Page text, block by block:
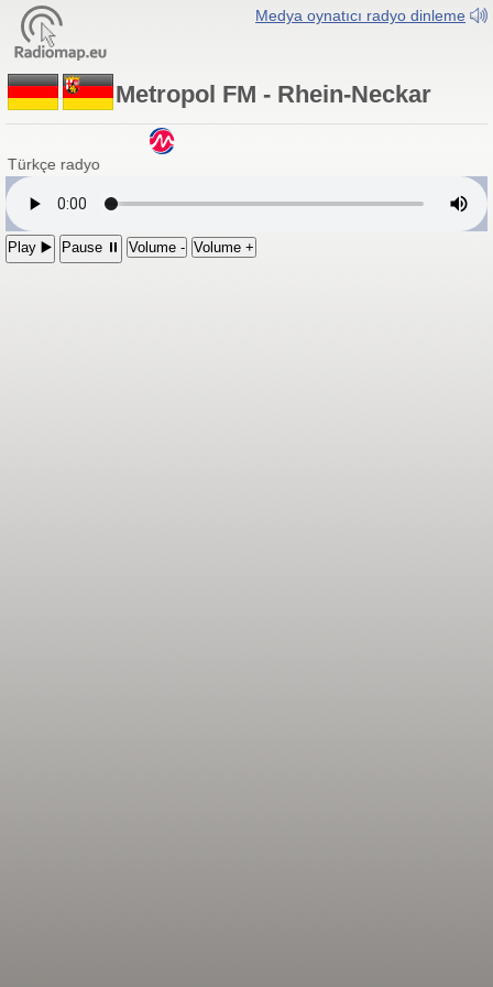
Medya oynatıcı radyo dinleme
Metropol FM - Rhein-Neckar
radyo
Play ▶️ Pause ⏸ Volume - Volume +